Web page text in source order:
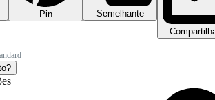
Pin
Semelhante